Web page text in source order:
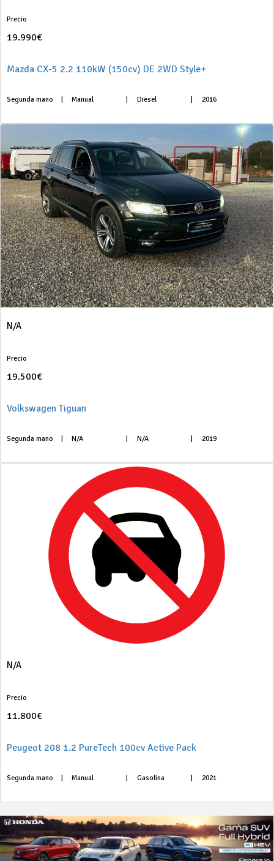
Precio
19.990€
Mazda CX-5 2.2 110kW (150cv) DE 2WD Style+
Segunda mano Manual Diesel 2016
N/A
Precio
19.500€
Volkswagen Tiguan
Segunda mano N/A N/A 2019
N/A
Precio
11.800€
Peugeot 208 1.2 PureTech 100cv Active Pack
Segunda mano Manual Gasolina 2021